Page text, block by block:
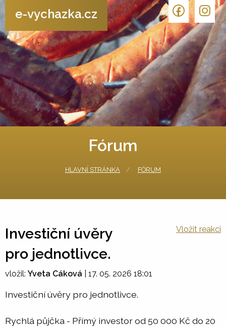
e-vychazka.cz
Fórum
HLAVNÍ STRÁNKA FÓRUM
Investiční úvěry
pro jednotlivce.
Vložit reakci
vložil: Yveta Cáková 17. 05. 2026 18:01
Investiční úvěry pro jednotlivce.
Rychlá půjčka - Přímý investor od 50 000 Kč do 20